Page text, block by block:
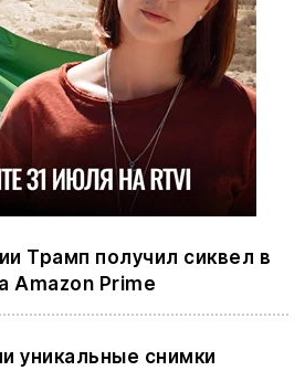
Трамп получил сиквел в
Amazon Prime
уникальные снимки